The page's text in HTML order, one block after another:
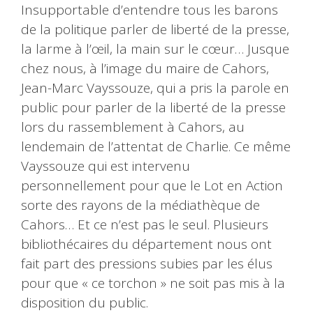
Insupportable d’entendre tous les barons
de la politique parler de liberté de la presse,
la larme à l’œil, la main sur le cœur… Jusque
chez nous, à l’image du maire de Cahors,
Jean-Marc Vayssouze, qui a pris la parole en
public pour parler de la liberté de la presse
lors du rassemblement à Cahors, au
lendemain de l’attentat de Charlie. Ce même
Vayssouze qui est intervenu
personnellement pour que le Lot en Action
sorte des rayons de la médiathèque de
Cahors… Et ce n’est pas le seul. Plusieurs
bibliothécaires du département nous ont
fait part des pressions subies par les élus
pour que « ce torchon » ne soit pas mis à la
disposition du public.